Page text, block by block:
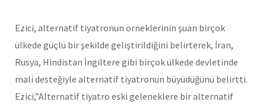
Ezici, alternatif tiyatronun örneklerinin şuan birçok
ülkede güçlü bir şekilde geliştirildiğini belirterek, İran,
Rusya, Hindistan İngiltere gibi birçok ülkede devletinde
mali desteğiyle alternatif tiyatronun büyüdüğünü belirtti.
Ezici,”Alternatif tiyatro eski geleneklere bir alternatif